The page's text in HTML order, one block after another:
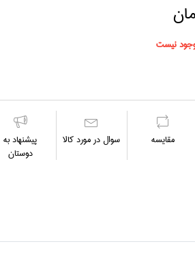
نیست
مقايسه سوال در مورد كالا
پیشنهاد به
دوستان